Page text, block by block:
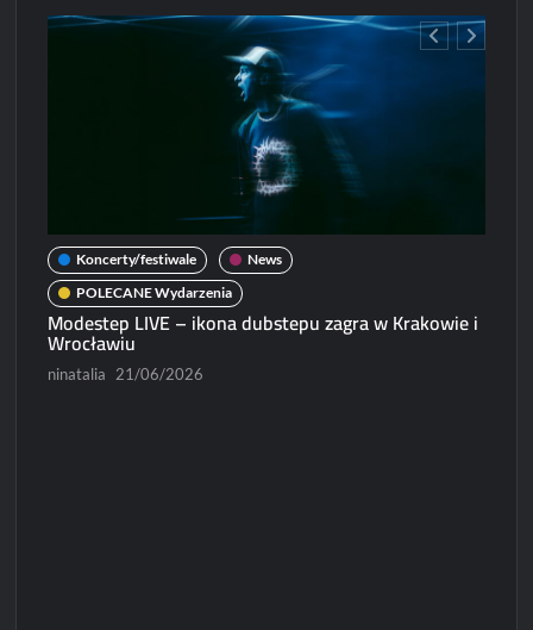
Koncerty/festiwale
News
POLECANE Wydarzenia
Modestep LIVE – ikona dubstepu zagra w Krakowie i
Wrocławiu
ninatalia 21/06/2026